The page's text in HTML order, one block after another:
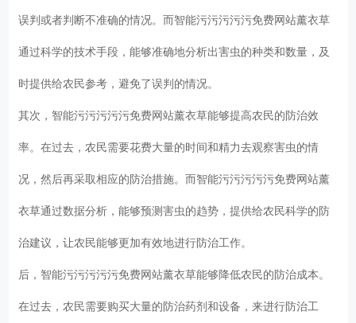
误判或者判断不准确的情况。而智能污污污污污免费网站薰衣草
通过科学的技术手段，能够准确地分析出害虫的种类和数量，及
时提供给农民参考，避免了误判的情况。
其次，智能污污污污污免费网站薰衣草能够提高农民的防治效
率。在过去，农民需要花费大量的时间和精力去观察害虫的情
况，然后再采取相应的防治措施。而智能污污污污污免费网站薰
衣草通过数据分析，能够预测害虫的趋势，提供给农民科学的防
治建议，让农民能够更加有效地进行防治工作。
后，智能污污污污污免费网站薰衣草能够降低农民的防治成本。
在过去，农民需要购买大量的防治药剂和设备，来进行防治工